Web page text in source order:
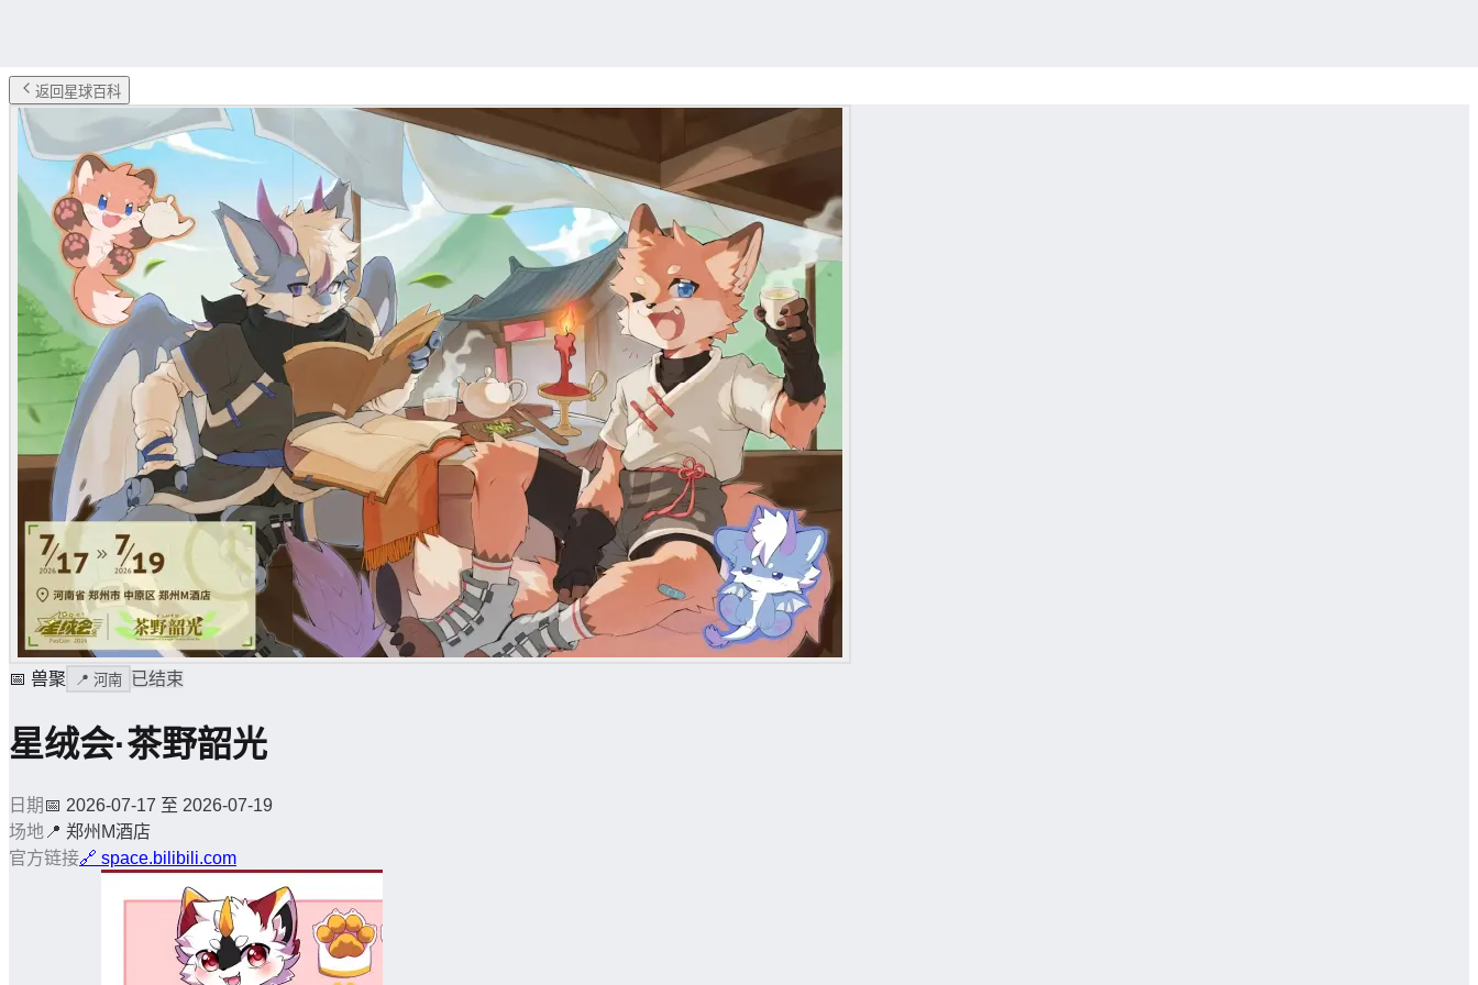
返回星球百科
📅 兽聚 📍 河南 已结束
星绒会·茶野韶光
日期 📅 2026-07-17 至 2026-07-19
场地 📍 郑州M酒店
官方链接🔗 space.bilibili.com